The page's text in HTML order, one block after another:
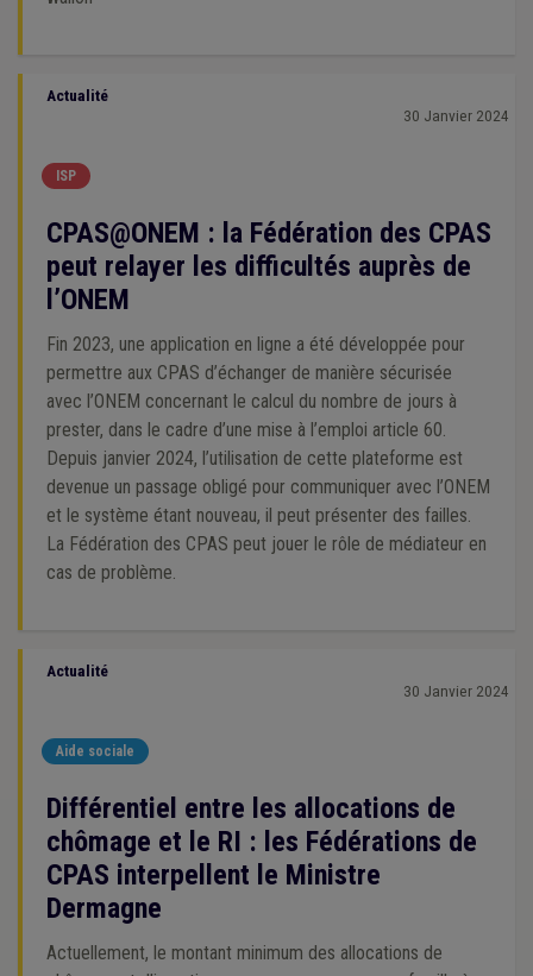
Actualité
30 Janvier 2024
ISP
CPAS@ONEM : la Fédération des CPAS
peut relayer les difficultés auprès de
l’ONEM
Fin 2023, une application en ligne a été développée pour
permettre aux CPAS d’échanger de manière sécurisée
avec l’ONEM concernant le calcul du nombre de jours à
prester, dans le cadre d’une mise à l’emploi article 60.
Depuis janvier 2024, l’utilisation de cette plateforme est
devenue un passage obligé pour communiquer avec l’ONEM
et le système étant nouveau, il peut présenter des failles.
La Fédération des CPAS peut jouer le rôle de médiateur en
cas de problème.
Actualité
30 Janvier 2024
Aide sociale
Différentiel entre les allocations de
chômage et le RI : les Fédérations de
CPAS interpellent le Ministre
Dermagne
Actuellement, le montant minimum des allocations de